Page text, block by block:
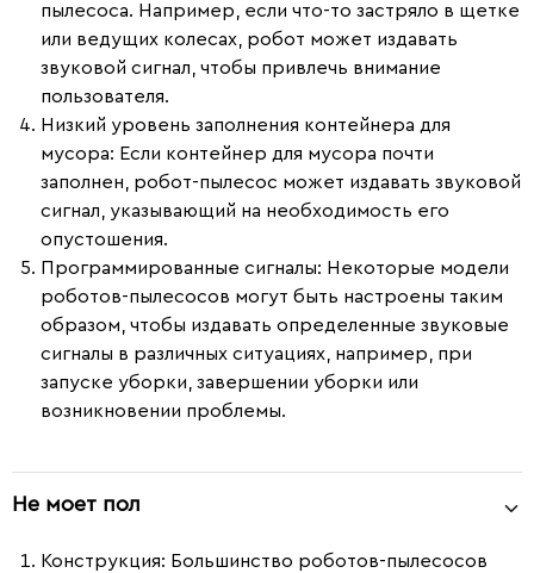
пылесоса. Например, если что-то застряло в щетке
или ведущих колесах, робот может издавать
звуковой сигнал, чтобы привлечь внимание
пользователя.
Низкий уровень заполнения контейнера для
мусора: Если контейнер для мусора почти
заполнен, робот-пылесос может издавать звуковой
сигнал, указывающий на необходимость его
опустошения.
Программированные сигналы: Некоторые модели
роботов-пылесосов могут быть настроены таким
образом, чтобы издавать определенные звуковые
сигналы в различных ситуациях, например, при
запуске уборки, завершении уборки или
возникновении проблемы.
Не моет пол
Конструкция: Большинство роботов-пылесосов